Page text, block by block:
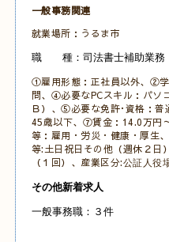
一般事務関連
就業場所：うるま市
職 種：司法書士補助業務
①雇用形態：正社員以外、②
問、④必要なPCスキル：パソ
Ｂ）、⑤必要な免許･資格：普
45歳以下、⑦賃金：14.0万円
等：雇用・労災・健康・厚
等:土日祝日その他（週休２
（１回）、産業区分:公証人役
その他新着求人
一般事務職：３件